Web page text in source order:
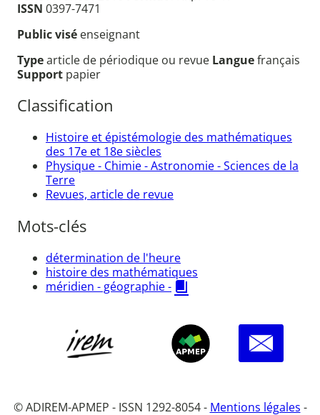
ISSN 0397-7471
Public visé enseignant
Typearticle de périodique ou revue Languefrançais
Support papier
Classification
Histoire et épistémologie des mathématiques
des 17e et 18e siècles
Physique - Chimie - Astronomie - Sciences de la
Terre
Revues, article de revue
Mots-clés
détermination de l'heure
histoire des mathématiques
méridien - géographie -
© ADIREM-APMEP - ISSN 1292-8054 - Mentions légales -